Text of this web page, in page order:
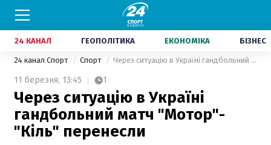
24 КАНАЛ ГЕОПОЛІТИКА ЕКОНОМІКА БІЗНЕС
24 канал Спорт Спорт Через ситуацію в Україні гандбольний матч "Мотор"-"Кіль" перенесли
11 березня, 13:45 1
Через ситуацію в Україні
гандбольний матч "Мотор"-
"Кіль" перенесли